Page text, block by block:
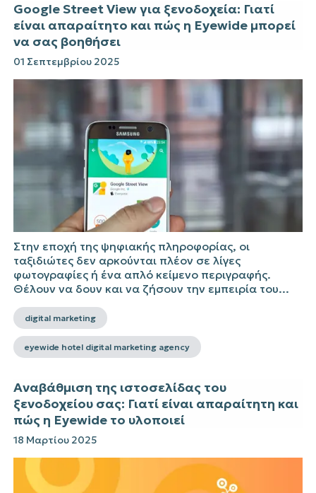
Google Street View για ξενοδοχεία: Γιατί
είναι απαραίτητο και πώς η Eyewide μπορεί
να σας βοηθήσει
01 Σεπτεμβρίου 2025
Στην εποχή της ψηφιακής πληροφορίας, οι
ταξιδιώτες δεν αρκούνται πλέον σε λίγες
φωτογραφίες ή ένα απλό κείμενο περιγραφής.
Θέλουν να δουν και να ζήσουν την εμπειρία του...
digital marketing
eyewide hotel digital marketing agency
Αναβάθμιση της ιστοσελίδας του
ξενοδοχείου σας: Γιατί είναι απαραίτητη και
πώς η Eyewide το υλοποιεί
18 Μαρτίου 2025